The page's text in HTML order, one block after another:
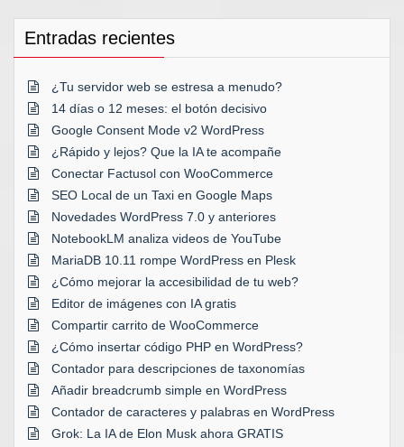
Entradas recientes
¿Tu servidor web se estresa a menudo?
14 días o 12 meses: el botón decisivo
Google Consent Mode v2 WordPress
¿Rápido y lejos? Que la IA te acompañe
Conectar Factusol con WooCommerce
SEO Local de un Taxi en Google Maps
Novedades WordPress 7.0 y anteriores
NotebookLM analiza videos de YouTube
MariaDB 10.11 rompe WordPress en Plesk
¿Cómo mejorar la accesibilidad de tu web?
Editor de imágenes con IA gratis
Compartir carrito de WooCommerce
¿Cómo insertar código PHP en WordPress?
Contador para descripciones de taxonomías
Añadir breadcrumb simple en WordPress
Contador de caracteres y palabras en WordPress
Grok: La IA de Elon Musk ahora GRATIS